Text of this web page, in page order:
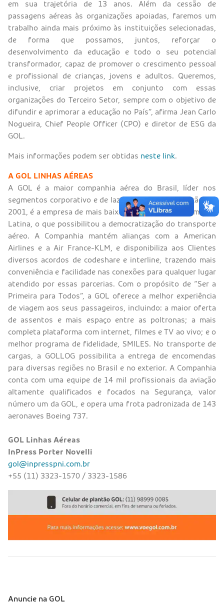
em sua trajetória de 13 anos. Além da cessão de
passagens aéreas às organizações apoiadas, faremos um
trabalho ainda mais próximo às instituições selecionadas,
de forma que possamos, juntos, reforçar o
desenvolvimento da educação e todo o seu potencial
transformador, capaz de promover o crescimento pessoal
e profissional de crianças, jovens e adultos. Queremos,
inclusive, criar projetos em conjunto com essas
organizações do Terceiro Setor, sempre com o objetivo de
difundir e aprimorar a educação no País”, afirma Jean Carlo
Nogueira, Chief People Officer (CPO) e diretor de ESG da
GOL.
Mais informações podem ser obtidas neste link.
A GOL LINHAS AÉREAS
A GOL é a maior companhia aérea do Brasil, líder nos
segmentos corporativo e de lazer. Desde sua fundação em
2001, é a empresa de mais baixo custo unitário na América
Latina, o que possibilitou a democratização do transporte
aéreo. A Companhia mantém alianças com a American
Airlines e a Air France-KLM, e disponibiliza aos Clientes
diversos acordos de codeshare e interline, trazendo mais
conveniência e facilidade nas conexões para qualquer lugar
atendido por essas parcerias. Com o propósito de “Ser a
Primeira para Todos”, a GOL oferece a melhor experiência
de viagem aos seus passageiros, incluindo: a maior oferta
de assentos e mais espaço entre as poltronas; a mais
completa plataforma com internet, filmes e TV ao vivo; e o
melhor programa de fidelidade, SMILES. No transporte de
cargas, a GOLLOG possibilita a entrega de encomendas
para diversas regiões no Brasil e no exterior. A Companhia
conta com uma equipe de 14 mil profissionais da aviação
altamente qualificados e focados na Segurança, valor
número um da GOL, e opera uma frota padronizada de 143
aeronaves Boeing 737.
GOL Linhas Aéreas
InPress Porter Novelli
gol@inpresspni.com.br
+55 (11) 3323-1570 / 3323-1586
Sobre a Gol (footer)
Anuncie na GOL